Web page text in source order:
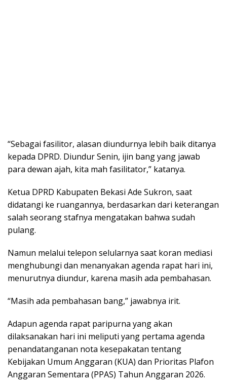
“Sebagai fasilitor, alasan diundurnya lebih baik ditanya
kepada DPRD. Diundur Senin, ijin bang yang jawab
para dewan ajah, kita mah fasilitator,” katanya.
Ketua DPRD Kabupaten Bekasi Ade Sukron, saat
didatangi ke ruangannya, berdasarkan dari keterangan
salah seorang stafnya mengatakan bahwa sudah
pulang.
Namun melalui telepon selularnya saat koran mediasi
menghubungi dan menanyakan agenda rapat hari ini,
menurutnya diundur, karena masih ada pembahasan.
“Masih ada pembahasan bang,” jawabnya irit.
Adapun agenda rapat paripurna yang akan
dilaksanakan hari ini meliputi yang pertama agenda
penandatanganan nota kesepakatan tentang
Kebijakan Umum Anggaran (KUA) dan Prioritas Plafon
Anggaran Sementara (PPAS) Tahun Anggaran 2026.